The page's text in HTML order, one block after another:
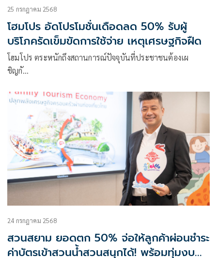
25 กรกฎาคม 2568
โฮมโปร อัดโปรโมชั่นเดือดลด 50% รับผู้
บริโภครัดเข็มขัดการใช้จ่าย เหตุเศรษฐกิจฝืด
โฮมโปร ตระหนักถึงสถานการณ์ปัจจุบันที่ประชาชนต้องเผ
ชิญกั…
24 กรกฎาคม 2568
สวนสยาม ยอดตก 50% จ่อให้ลูกค้าผ่อนชำระ
ค่าบัตรเข้าสวนน้ำสวนสนุกได้! พร้อมทุ่มงบนำ